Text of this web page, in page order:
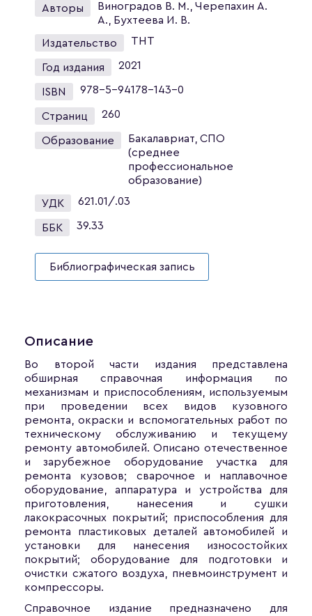
Авторы
Виноградов В. М., Черепахин А.
А., Бухтеева И. В.
Издательство ТНТ
Год издания 2021
ISBN 978-5-94178-143-0
Страниц 260
Образование
Бакалавриат, СПО
(среднее
профессиональное
образование)
УДК 621.01/.03
ББК 39.33
Библиографическая запись
Описание
Во второй части издания представлена
обширная справочная информация по
механизмам и приспособлениям, используемым
при проведении всех видов кузовного
ремонта, окраски и вспомогательных работ по
техническому обслуживанию и текущему
ремонту автомобилей. Описано отечественное
и зарубежное оборудование участка для
ремонта кузовов; сварочное и наплавочное
оборудование, аппаратура и устройства для
приготовления, нанесения и сушки
лакокрасочных покрытий; приспособления для
ремонта пластиковых деталей автомобилей и
установки для нанесения износостойких
покрытий; оборудование для подготовки и
очистки сжатого воздуха, пневмоинструмент и
компрессоры.
Справочное издание предназначено для